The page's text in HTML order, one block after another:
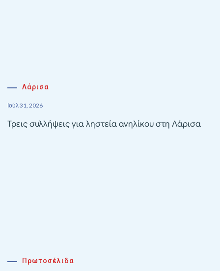
Λάρισα
Ιούλ 31, 2026
Τρεις συλλήψεις για ληστεία ανηλίκου στη Λάρισα
Πρωτοσέλιδα